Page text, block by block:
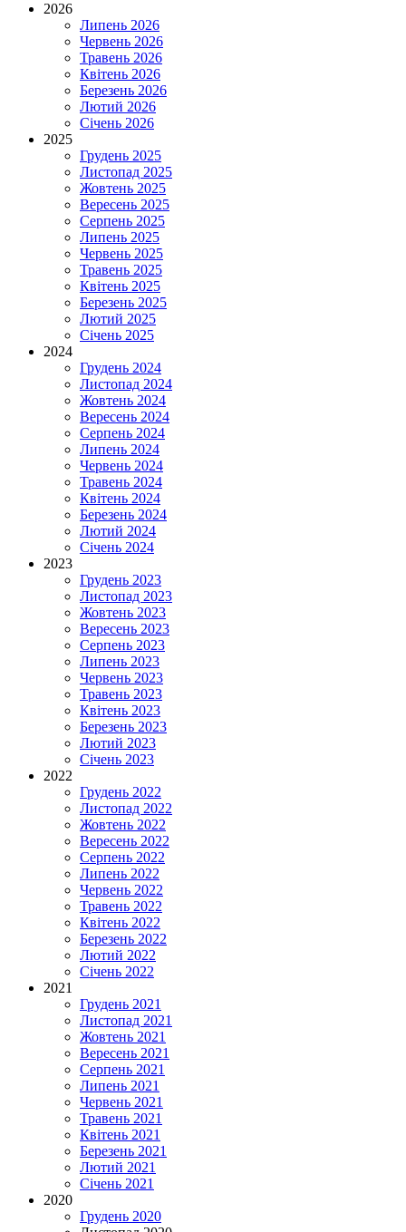
2026
Липень 2026
Червень 2026
Травень 2026
Квітень 2026
Березень 2026
Лютий 2026
Січень 2026
2025
Грудень 2025
Листопад 2025
Жовтень 2025
Вересень 2025
Серпень 2025
Липень 2025
Червень 2025
Травень 2025
Квітень 2025
Березень 2025
Лютий 2025
Січень 2025
2024
Грудень 2024
Листопад 2024
Жовтень 2024
Вересень 2024
Серпень 2024
Липень 2024
Червень 2024
Травень 2024
Квітень 2024
Березень 2024
Лютий 2024
Січень 2024
2023
Грудень 2023
Листопад 2023
Жовтень 2023
Вересень 2023
Серпень 2023
Липень 2023
Червень 2023
Травень 2023
Квітень 2023
Березень 2023
Лютий 2023
Січень 2023
2022
Грудень 2022
Листопад 2022
Жовтень 2022
Вересень 2022
Серпень 2022
Липень 2022
Червень 2022
Травень 2022
Квітень 2022
Березень 2022
Лютий 2022
Січень 2022
2021
Грудень 2021
Листопад 2021
Жовтень 2021
Вересень 2021
Серпень 2021
Липень 2021
Червень 2021
Травень 2021
Квітень 2021
Березень 2021
Лютий 2021
Січень 2021
2020
Грудень 2020